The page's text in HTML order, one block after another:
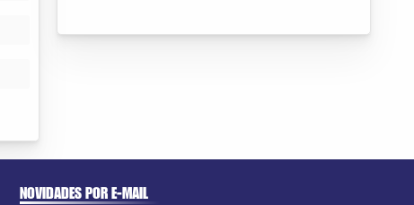
NOVIDADES POR E-MAIL